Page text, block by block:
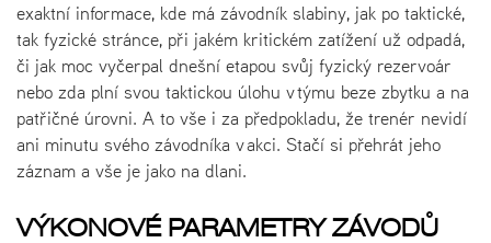
exaktní informace, kde má závodník slabiny, jak po taktické,
tak fyzické stránce, při jakém kritickém zatížení už odpadá,
či jak moc vyčerpal dnešní etapou svůj fyzický rezervoár
nebo zda plní svou taktickou úlohu v týmu beze zbytku a na
patřičné úrovni. A to vše i za předpokladu, že trenér nevidí
ani minutu svého závodníka v akci. Stačí si přehrát jeho
záznam a vše je jako na dlani.
VÝKONOVÉ PARAMETRY ZÁVODŮ